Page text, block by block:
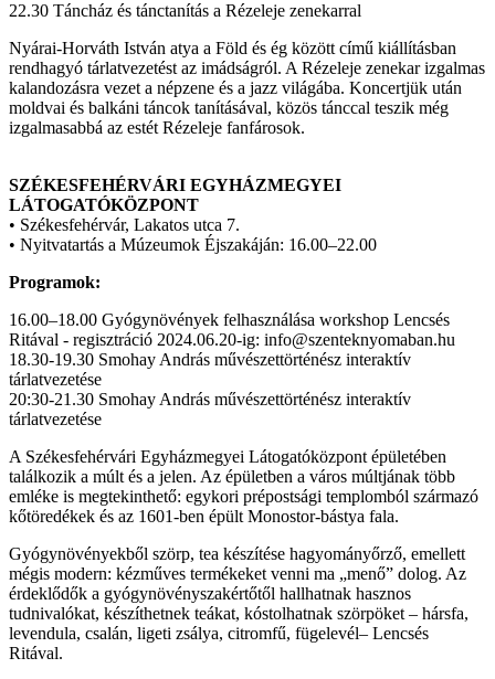
22.30 Táncház és tánctanítás a Rézeleje zenekarral
Nyárai-Horváth István atya a Föld és ég között című kiállításban
rendhagyó tárlatvezetést az imádságról. A Rézeleje zenekar izgalmas
kalandozásra vezet a népzene és a jazz világába. Koncertjük után
moldvai és balkáni táncok tanításával, közös tánccal teszik még
izgalmasabbá az estét Rézeleje fanfárosok.
SZÉKESFEHÉRVÁRI EGYHÁZMEGYEI
LÁTOGATÓKÖZPONT
• Székesfehérvár, Lakatos utca 7.
• Nyitvatartás a Múzeumok Éjszakáján: 16.00–22.00
Programok:
16.00–18.00 Gyógynövények felhasználása workshop Lencsés
Ritával - regisztráció 2024.06.20-ig: info@szenteknyomaban.hu
18.30-19.30 Smohay András művészettörténész interaktív
tárlatvezetése
20:30-21.30 Smohay András művészettörténész interaktív
tárlatvezetése
A Székesfehérvári Egyházmegyei Látogatóközpont épületében
találkozik a múlt és a jelen. Az épületben a város múltjának több
emléke is megtekinthető: egykori prépostsági templomból származó
kőtöredékek és az 1601-ben épült Monostor-bástya fala.
Gyógynövényekből szörp, tea készítése hagyományőrző, emellett
mégis modern: kézműves termékeket venni ma „menő” dolog. Az
érdeklődők a gyógynövényszakértőtől hallhatnak hasznos
tudnivalókat, készíthetnek teákat, kóstolhatnak szörpöket – hársfa,
levendula, csalán, ligeti zsálya, citromfű, fügelevél– Lencsés
Ritával.